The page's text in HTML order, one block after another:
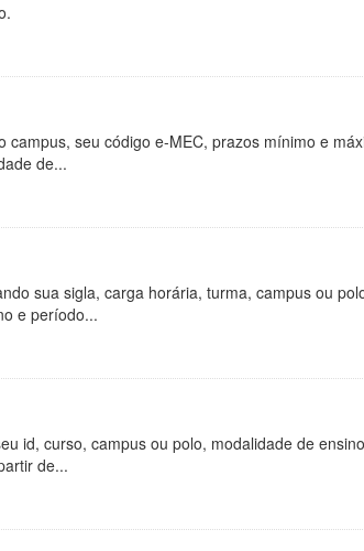
seu código e-MEC, prazos mínimo e
de...
sua sigla, carga horária, turma, campus ou
e período...
id, curso, campus ou polo, modalidade de
de...